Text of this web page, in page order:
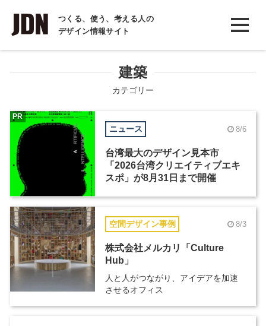
つくる、使う、考える人の
デザイン情報サイト
INTERVIEW
インタビュー
COLUMN
建築
カテゴリー
ニュース 8/6
台湾最大のデザイン見本市
「2026台湾クリエイティブエキ
スポ」が8月31日まで開催
PR
空間デザイン事例 8/3
株式会社メルカリ「Culture
Hub」
人と人がつながり、アイデアを加速
させるオフィス